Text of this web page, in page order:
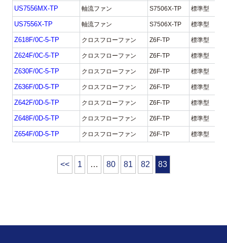
US7556MX-TP 軸流ファン S7506X-TP 標準型
US7556X-TP 軸流ファン S7506X-TP 標準型
Z618F/0C-5-TP クロスフローファン Z6F-TP 標準型
Z624F/0C-5-TP クロスフローファン Z6F-TP 標準型
Z630F/0C-5-TP クロスフローファン Z6F-TP 標準型
Z636F/0D-5-TP クロスフローファン Z6F-TP 標準型
Z642F/0D-5-TP クロスフローファン Z6F-TP 標準型
Z648F/0D-5-TP クロスフローファン Z6F-TP 標準型
Z654F/0D-5-TP クロスフローファン Z6F-TP 標準型
<< 1 … 80 81 82 83